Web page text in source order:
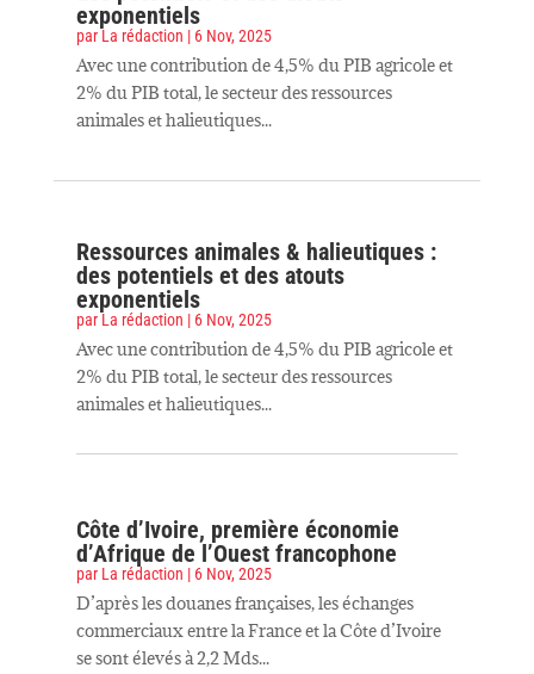
exponentiels
par La rédaction | 6 Nov, 2025
Avec une contribution de 4,5% du PIB agricole et
2% du PIB total, le secteur des ressources
animales et halieutiques...
Ressources animales & halieutiques :
des potentiels et des atouts
exponentiels
par La rédaction | 6 Nov, 2025
Avec une contribution de 4,5% du PIB agricole et
2% du PIB total, le secteur des ressources
animales et halieutiques...
Côte d’Ivoire, première économie
d’Afrique de l’Ouest francophone
par La rédaction | 6 Nov, 2025
D’après les douanes françaises, les échanges
commerciaux entre la France et la Côte d’Ivoire
se sont élevés à 2,2 Mds...